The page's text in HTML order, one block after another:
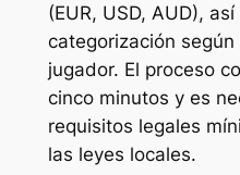
(EUR, USD, AUD),
categorización
jugador. El proceso
cinco minutos y es
requisitos legales
las leyes locales.